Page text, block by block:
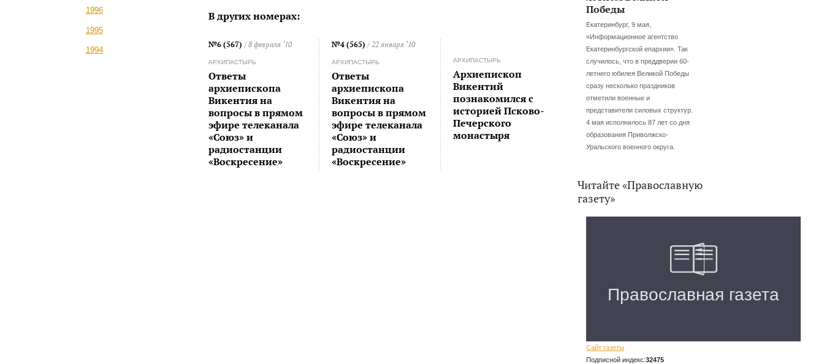
1996
1995
1994
В других номерах:
№6 (567) / 8 февраля ‘10
АРХИПАСТЫРЬ
Ответы
архиепископа
Викентия на
вопросы в прямом
эфире телеканала
«Союз» и
радиостанции
«Воскресение»
№4 (565) / 22 января ‘10
АРХИПАСТЫРЬ
Ответы
архиепископа
Викентия на
вопросы в прямом
эфире телеканала
«Cоюз» и
радиостанции
«Воскресение»
АРХИПАСТЫРЬ
Архиепископ
Викентий
познакомился с
историей Псково-
Печерского
монастыря
Победы
Екатеринбург, 9 мая,
«Информационное агентство
Екатеринбургской епархии». Так
случилось, что в преддверии 60-
летнего юбилея Великой Победы
сразу несколько праздников
отметили военные и
представители силовых структур.
4 мая исполнилось 87 лет со дня
образования Приволжско-
Уральского военного округа.
Читайте «Православную
газету»
Сайт газеты
Подписной индекс:32475